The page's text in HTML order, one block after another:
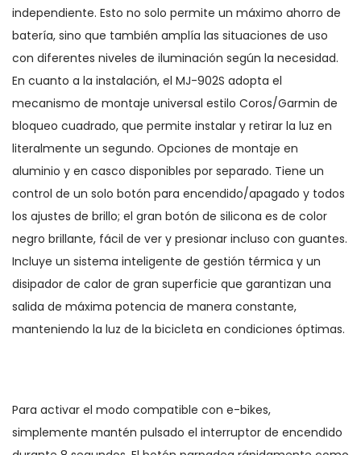
independiente. Esto no solo permite un máximo ahorro de
batería, sino que también amplía las situaciones de uso
con diferentes niveles de iluminación según la necesidad.
En cuanto a la instalación, el MJ-902S adopta el
mecanismo de montaje universal estilo Coros/Garmin de
bloqueo cuadrado, que permite instalar y retirar la luz en
literalmente un segundo. Opciones de montaje en
aluminio y en casco disponibles por separado. Tiene un
control de un solo botón para encendido/apagado y todos
los ajustes de brillo; el gran botón de silicona es de color
negro brillante, fácil de ver y presionar incluso con guantes.
Incluye un sistema inteligente de gestión térmica y un
disipador de calor de gran superficie que garantizan una
salida de máxima potencia de manera constante,
manteniendo la luz de la bicicleta en condiciones óptimas.
Para activar el modo compatible con e-bikes,
simplemente mantén pulsado el interruptor de encendido